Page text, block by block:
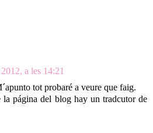
a les 14:21
tot probaré a veure que faig.
página del blog hay un tradcutor de